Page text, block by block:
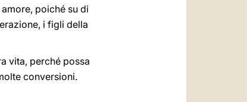
poiché su di
i figli della
vita, perché possa
conversioni.